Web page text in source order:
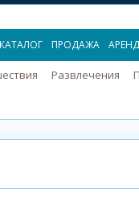
КАТАЛОГ ПРОДАЖА
Развлечения